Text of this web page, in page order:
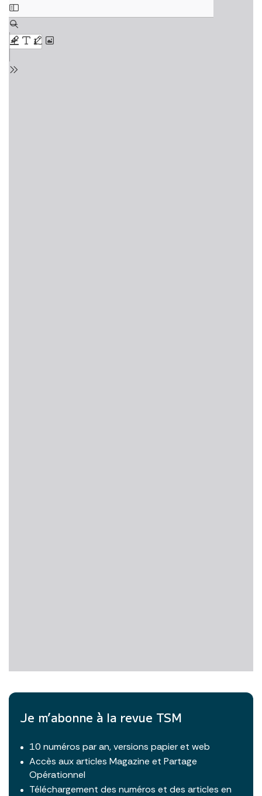
Je m’abonne à la revue TSM
10 numéros par an, versions papier et web
Accès aux articles Magazine et Partage
Opérationnel
Téléchargement des numéros et des articles en